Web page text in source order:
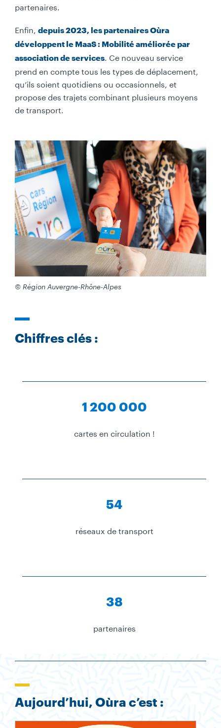
partenaires.
Enfin, depuis 2023, les partenaires Oùra
développent le MaaS : Mobilité améliorée par
association de services. Ce nouveau service
prend en compte tous les types de déplacement,
qu’ils soient quotidiens ou occasionnels, et
propose des trajets combinant plusieurs moyens
de transport.
© Région Auvergne-Rhône-Alpes
Chiffres clés :
1 200 000
cartes en circulation !
54
réseaux de transport
38
partenaires
Aujourd’hui, Oùra c’est :